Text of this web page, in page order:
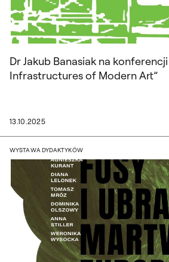
Dr Jakub Banasiak na
Infrastructures of Modern Art”
13.10.2025
Diana Lelonek na
WYSTAWA DYDAKTYKÓW